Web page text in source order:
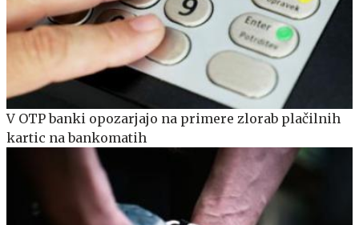
V OTP banki opozarjajo na primere zlorab plačilnih
kartic na bankomatih